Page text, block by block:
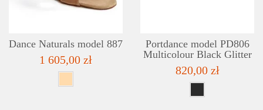
Dance Naturals model 887
1 605,00 zł
Portdance model PD806
Multicolour Black Glitter
820,00 zł